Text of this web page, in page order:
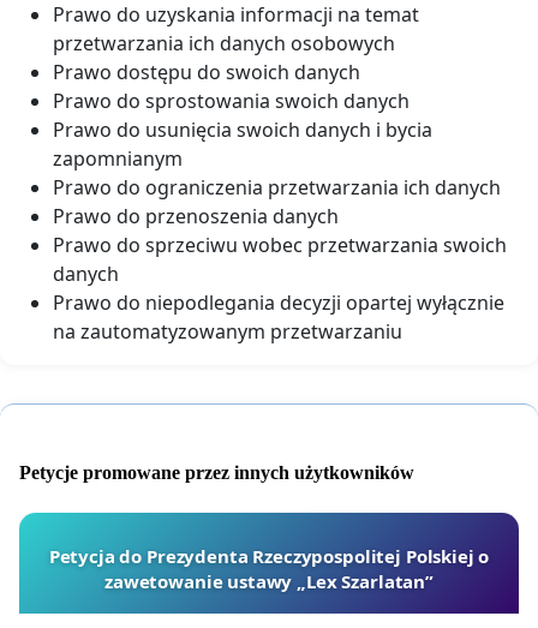
Prawo do uzyskania informacji na temat
przetwarzania ich danych osobowych
Prawo dostępu do swoich danych
Prawo do sprostowania swoich danych
Prawo do usunięcia swoich danych i bycia
zapomnianym
Prawo do ograniczenia przetwarzania ich danych
Prawo do przenoszenia danych
Prawo do sprzeciwu wobec przetwarzania swoich
danych
Prawo do niepodlegania decyzji opartej wyłącznie
na zautomatyzowanym przetwarzaniu
Petycje promowane przez innych użytkowników
Petycja do Prezydenta Rzeczypospolitej Polskiej o
zawetowanie ustawy „Lex Szarlatan”